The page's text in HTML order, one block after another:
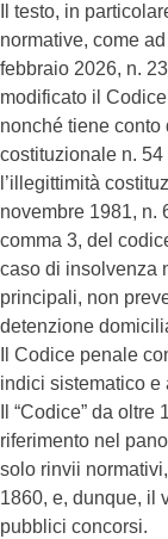
Il testo, in
normative, come
febbraio 2026, n.
modificato il
nonché tiene
costituzionale n.
l’illegittimità
novembre 1981, n.
comma 3, del
caso di insolvenza
principali, non
detenzione
Il Codice penale
indici sistematico e
Il “Codice” da
riferimento nel
solo rinvii
1860, e, dunque, il
pubblici concorsi.